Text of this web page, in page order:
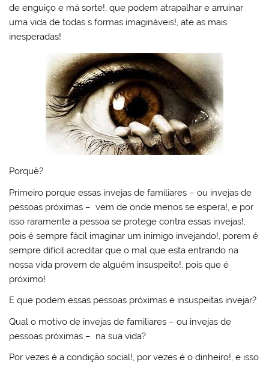
de enguiço e má sorte!, que podem atrapalhar e arruinar
uma vida de todas s formas imagináveis!, ate as mais
inesperadas!
Porquê?
Primeiro porque essas invejas de familiares – ou invejas de
pessoas próximas – vem de onde menos se espera!, e por
isso raramente a pessoa se protege contra essas invejas!,
pois é sempre fácil imaginar um inimigo invejando!, porem é
sempre difícil acreditar que o mal que esta entrando na
nossa vida provem de alguém insuspeito!, pois que é
próximo!
E que podem essas pessoas próximas e insuspeitas invejar?
Qual o motivo de invejas de familiares – ou invejas de
pessoas próximas – na sua vida?
Por vezes é a condição social!, por vezes é o dinheiro!, e isso